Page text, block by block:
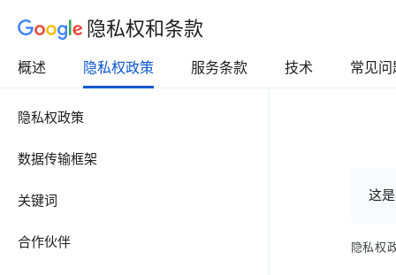
隐私权和条款
概述 隐私权政策 服务条款 技术 常见
隐私权政策
数据传输框架
关键词
合作伙伴
这
隐私权